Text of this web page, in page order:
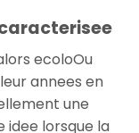
ecoloOu
annees en
une
idee lorsque la